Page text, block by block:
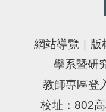
網站導覽 ｜
學系暨研
教師專區登
校址：802